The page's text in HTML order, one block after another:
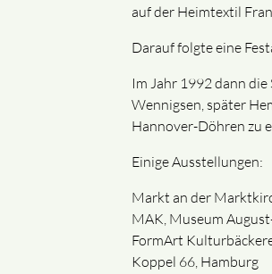
auf der Heimtextil
Darauf folgte eine
Im Jahr 1992 dann
Wennigsen, später
Hannover-Döhren zu
Einige Ausstellungen:
Markt an der
MAK, Museum
FormArt
Koppel 66, Hamburg